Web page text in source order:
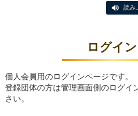
読み
ログイン
個人会員用のログインページです。
登録団体の方は管理画面側のログイ
さい。